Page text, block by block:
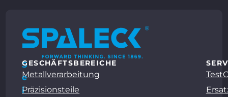
S
e
i
GESCHÄFTSBEREICHE
Metallverarbeitung
Präzisionsteile